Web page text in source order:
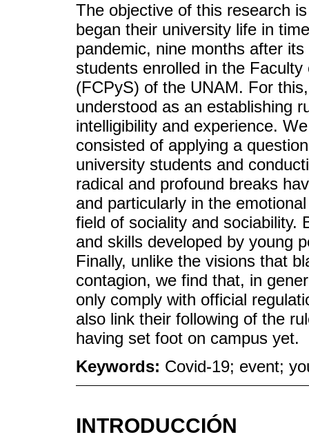
The objective of this research
began their university life in
pandemic, nine months after
students enrolled in the
(FCPyS) of the UNAM. For
understood as an establishing
intelligibility and experience.
consisted of applying a
university students and
radical and profound breaks
and particularly in the
field of sociality and sociability.
and skills developed by young
Finally, unlike the visions that
contagion, we find that, in
only comply with official
also link their following of the
having set foot on campus yet.
Keywords: Covid-19; event;
INTRODUCCIÓN